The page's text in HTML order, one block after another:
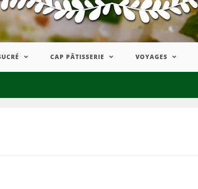
CAP PÂTISSERIE VOYAGES